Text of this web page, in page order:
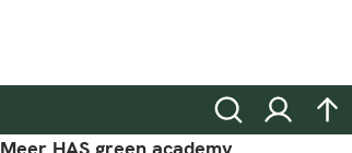
ZoekenInloggen